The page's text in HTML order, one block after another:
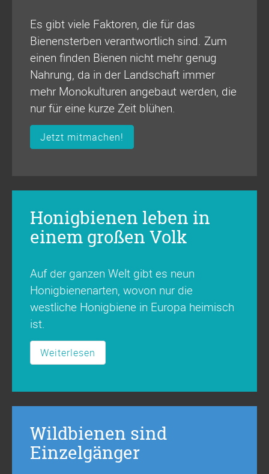
Es gibt viele Faktoren, die für das
Bienensterben verantwortlich sind. Zum
einen finden Bienen nicht mehr genug
Nahrung, da in der Landschaft immer
mehr Monokulturen angebaut werden, die
nur für eine kurze Zeit blühen.
Jetzt mitmachen!
Honigbienen leben in
einem großen Volk
Auf der ganzen Welt gibt es neun
Honigbienenarten, wovon nur die
westliche Honigbiene in Europa heimisch
ist.
Weiterlesen
Wildbienen sind
Einzelgänger